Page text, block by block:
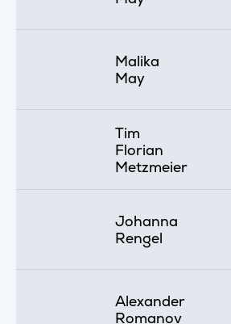
Malika
May
Tim
Florian
Metzmeier
Johanna
Rengel
Alexander
Romanov